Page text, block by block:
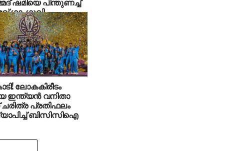
ഗാംഗുലി
ലോകകിരീടം
ഇന്ത്യന്‍ വനിതാ
ചരിത്ര പ്രതിഫലം
ബിസിസിഐ